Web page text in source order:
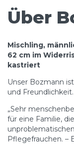
Über
Mischling,
62 cm im
kastriert
Unser Bozmann
und Freundlichkeit.
„Sehr
für eine Familie,
Pflegefrauchen. –